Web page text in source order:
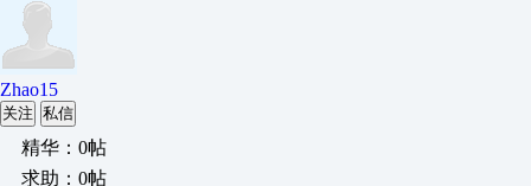
Zhao15
关注 私信
精华：0帖
求助：0帖